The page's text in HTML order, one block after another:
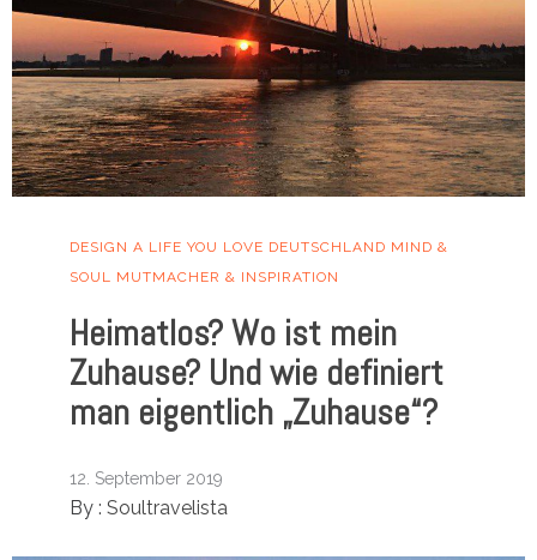
DESIGN A LIFE YOU LOVE DEUTSCHLAND MIND &
SOUL MUTMACHER & INSPIRATION
Heimatlos? Wo ist mein
Zuhause? Und wie definiert
man eigentlich „Zuhause“?
12. September 2019
By : Soultravelista